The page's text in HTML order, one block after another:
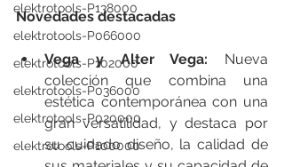
elektrotools-P138000
elektrotools-P066000
elektrotools-P102000
elektrotools-P036000
elektrotools-P020000
elektrotools-P100000
Novedades destacadas
Vega y Alter Vega: Nueva
colección que combina una
estética contemporánea con una
gran versatilidad, y destaca por
su cuidado diseño, la calidad de